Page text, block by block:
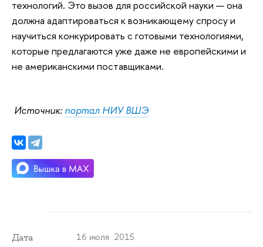
технологий. Это вызов для российской науки — она
должна адаптироваться к возникающему спросу и
научиться конкурировать с готовыми технологиями,
которые предлагаются уже даже не европейскими и
не американскими поставщиками.
Источник: портал НИУ ВШЭ
Дата 16 июля 2015